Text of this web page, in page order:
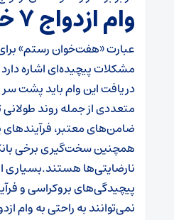
وام ازدواج ۷ خوان رستم
عبارت «هفت‌خوان رستم» برای
مشکلات پیچیده‌ای اشاره
دریافت این وام باید پشت
متعددی از جمله روند
ضامن‌های معتبر، فرآیندهای
همچنین سخت‌گیری برخی
نارضایتی‌ها هستند.بسیاری
پیچیدگی‌های بروکراسی و
نمی‌توانند به راحتی به وام